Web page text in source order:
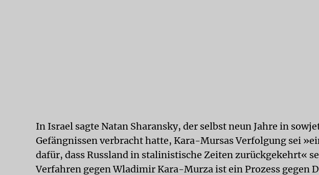
In Israel sagte Natan Sharansky, der selbst neun Jahre in
Gefängnissen verbracht hatte, Kara-Mursas Verfolgung sei
dafür, dass Russland in stalinistische Zeiten zurückgekehrt«
Verfahren gegen Wladimir Kara-Murza ist ein Prozess gegen